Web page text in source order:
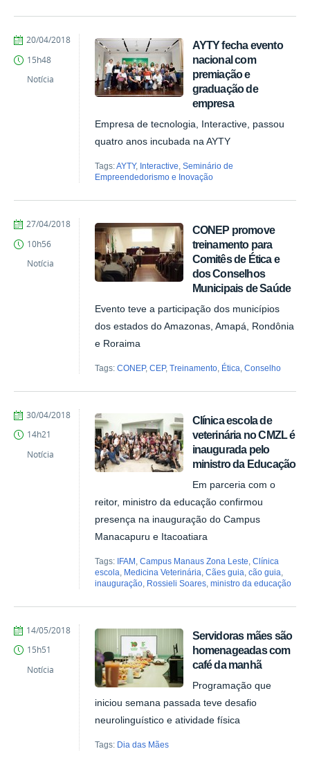
AYTY fecha evento
nacional com
premiação e
graduação de
empresa
Empresa de tecnologia, Interactive, passou
quatro anos incubada na AYTY
Tags:AYTY, Interactive,Seminário de
Empreendedorismo e Inovação
by
Paula
Batista
Published
20/04/2018
15h48
Notícia
CONEP promove
treinamento para
Comitês de Ética e
dos Conselhos
Municipais de Saúde
Evento teve a participação dos municípios
dos estados do Amazonas, Amapá, Rondônia
e Roraima
Tags:CONEP,CEP,Treinamento Ética ,Conselho
by
Brito
Published
27/04/2018
10h56
Notícia
Clínica escola de
veterinária no CMZL é
inaugurada pelo
ministro da Educação
Em parceria com o
reitor, ministro da educação confirmou
presença na inauguração do Campus
Manacapuru e Itacoatiara
Tags: IFAM ,Campus Manaus Zona Leste,Clínica
escola, Medicina Veterinária,Cães guia,cão guia,
inauguração, Rossieli Soares,ministro da educação
by
Paula
Batista
Published
30/04/2018
14h21
Notícia
Servidoras mães são
homenageadas com
café da manhã
Programação que
iniciou semana passada teve desafio
neurolinguístico e atividade física
Tags: Dia das Mães
by
Paula
Batista
Published
14/05/2018
15h51
Notícia